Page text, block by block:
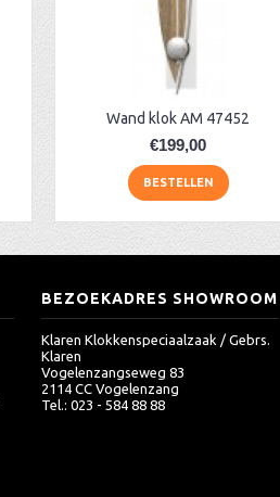
Wand klok AM 47452
€199,00
BESTELLEN
BEZOEKADRES SHOWROOM
Klaren Klokkenspeciaalzaak / Gebrs.
Klaren
Vogelenzangseweg 83
2114 CC Vogelenzang
Tel.: 023 - 584 88 88